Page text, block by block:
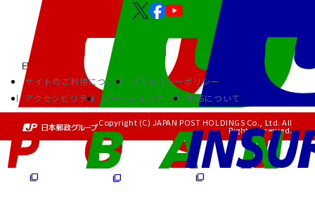
サイトのご利用について
プライバシーポリシー
アクセシビリティ
ソーシャルメディア RSSについて
Copyright (C) JAPAN POST HOLDINGS Co., Ltd. All
Rights Reserved.